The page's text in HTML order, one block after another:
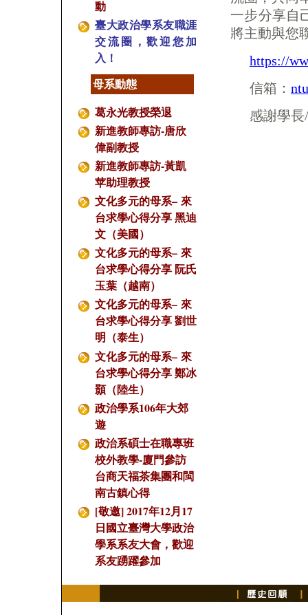
動
臺大政治學系友職涯
交流圈，歡迎您加
入！
母系動態
葛永光教授榮退
新進教師專訪-唐欣
偉副教授
新進教師專訪-黃凱
苹助理教授
文化多元的母系– 來
台求學心得分享 黑迪
文（美國）
文化多元的母系– 來
台求學心得分享 阮氏
玉葉（越南）
文化多元的母系– 來
台求學心得分享 劉世
明（泰生）
文化多元的母系– 來
台求學心得分享 鄭冰
顥（陸生）
政治學系106年大郊
遊
政治系碩士在職專班
校外教學-廈門參訪
台商天福茶集團和閩
南古鎮心得
[敬邀] 2017年12月17
日國立臺灣大學政治
學系系友大會，歡迎
系友踴躍參加
一步分享自
將主動與您
https://
信箱：
感謝學